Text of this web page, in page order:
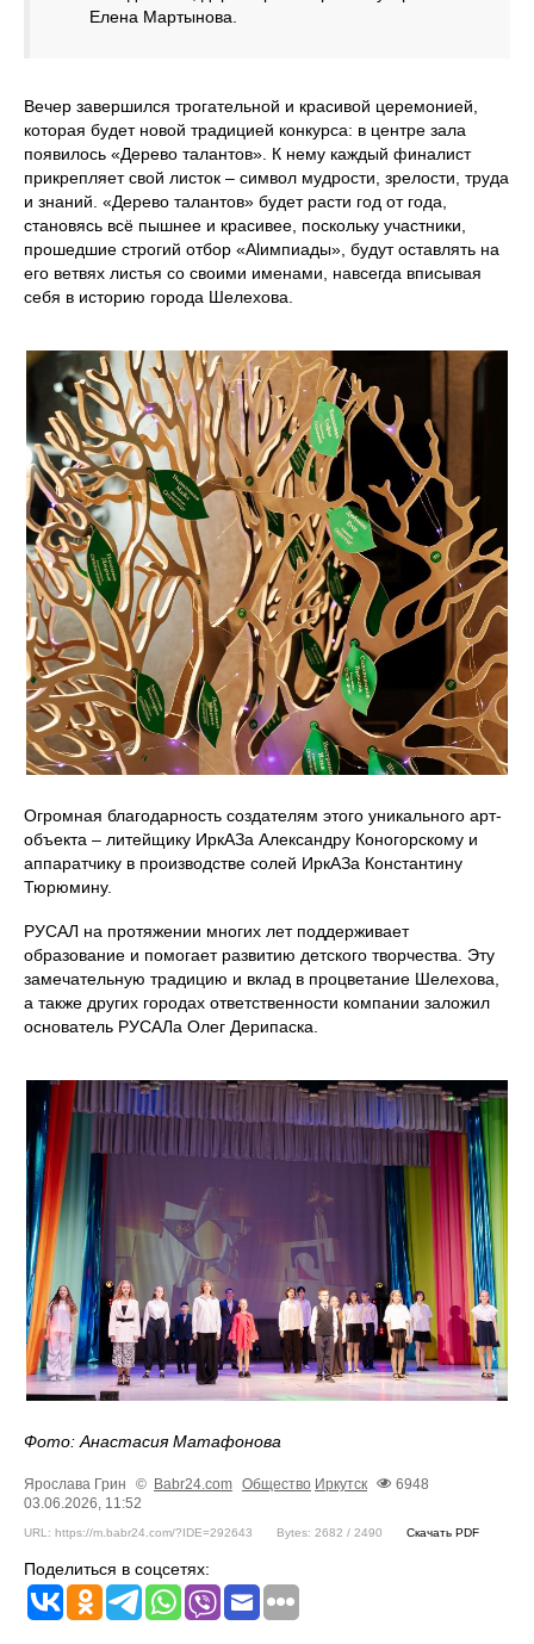
Елена Мартынова.
Вечер завершился трогательной и красивой церемонией,
которая будет новой традицией конкурса: в центре зала
появилось «Дерево талантов». К нему каждый финалист
прикрепляет свой листок – символ мудрости, зрелости, труда
и знаний. «Дерево талантов» будет расти год от года,
становясь всё пышнее и красивее, поскольку участники,
прошедшие строгий отбор «Alимпиады», будут оставлять на
его ветвях листья со своими именами, навсегда вписывая
себя в историю города Шелехова.
Огромная благодарность создателям этого уникального арт-
объекта – литейщику ИркАЗа Александру Коногорскому и
аппаратчику в производстве солей ИркАЗа Константину
Тюрюмину.
РУСАЛ на протяжении многих лет поддерживает
образование и помогает развитию детского творчества. Эту
замечательную традицию и вклад в процветание Шелехова,
а также других городах ответственности компании заложил
основатель РУСАЛа Олег Дерипаска.
Фото: Анастасия Матафонова
Ярослава Грин © Babr24.com Общество Иркутск
6948
03.06.2026, 11:52
URL: https://m.babr24.com/?IDE=292643 Bytes: 2682 / 2490 Скачать PDF
Поделиться в соцсетях: